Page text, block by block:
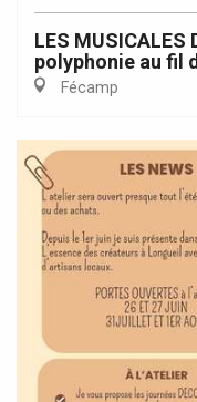
LES MUSICALES
polyphonie au fil
Fécamp